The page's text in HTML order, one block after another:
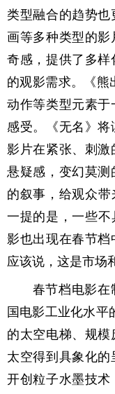
类型融合的趋势
画等多种类型的
奇感，提供了多样
的观影需求。《熊
动作等类型元素
感受。《无名》
影片在紧张、刺
悬疑感，变幻莫
的叙事，给观众
一提的是，一些不
影也出现在春节档
应该说，这是市场
春节档电影在
国电影工业化水平
的太空电梯、规
太空得到具象化的
开创粒子水墨技术